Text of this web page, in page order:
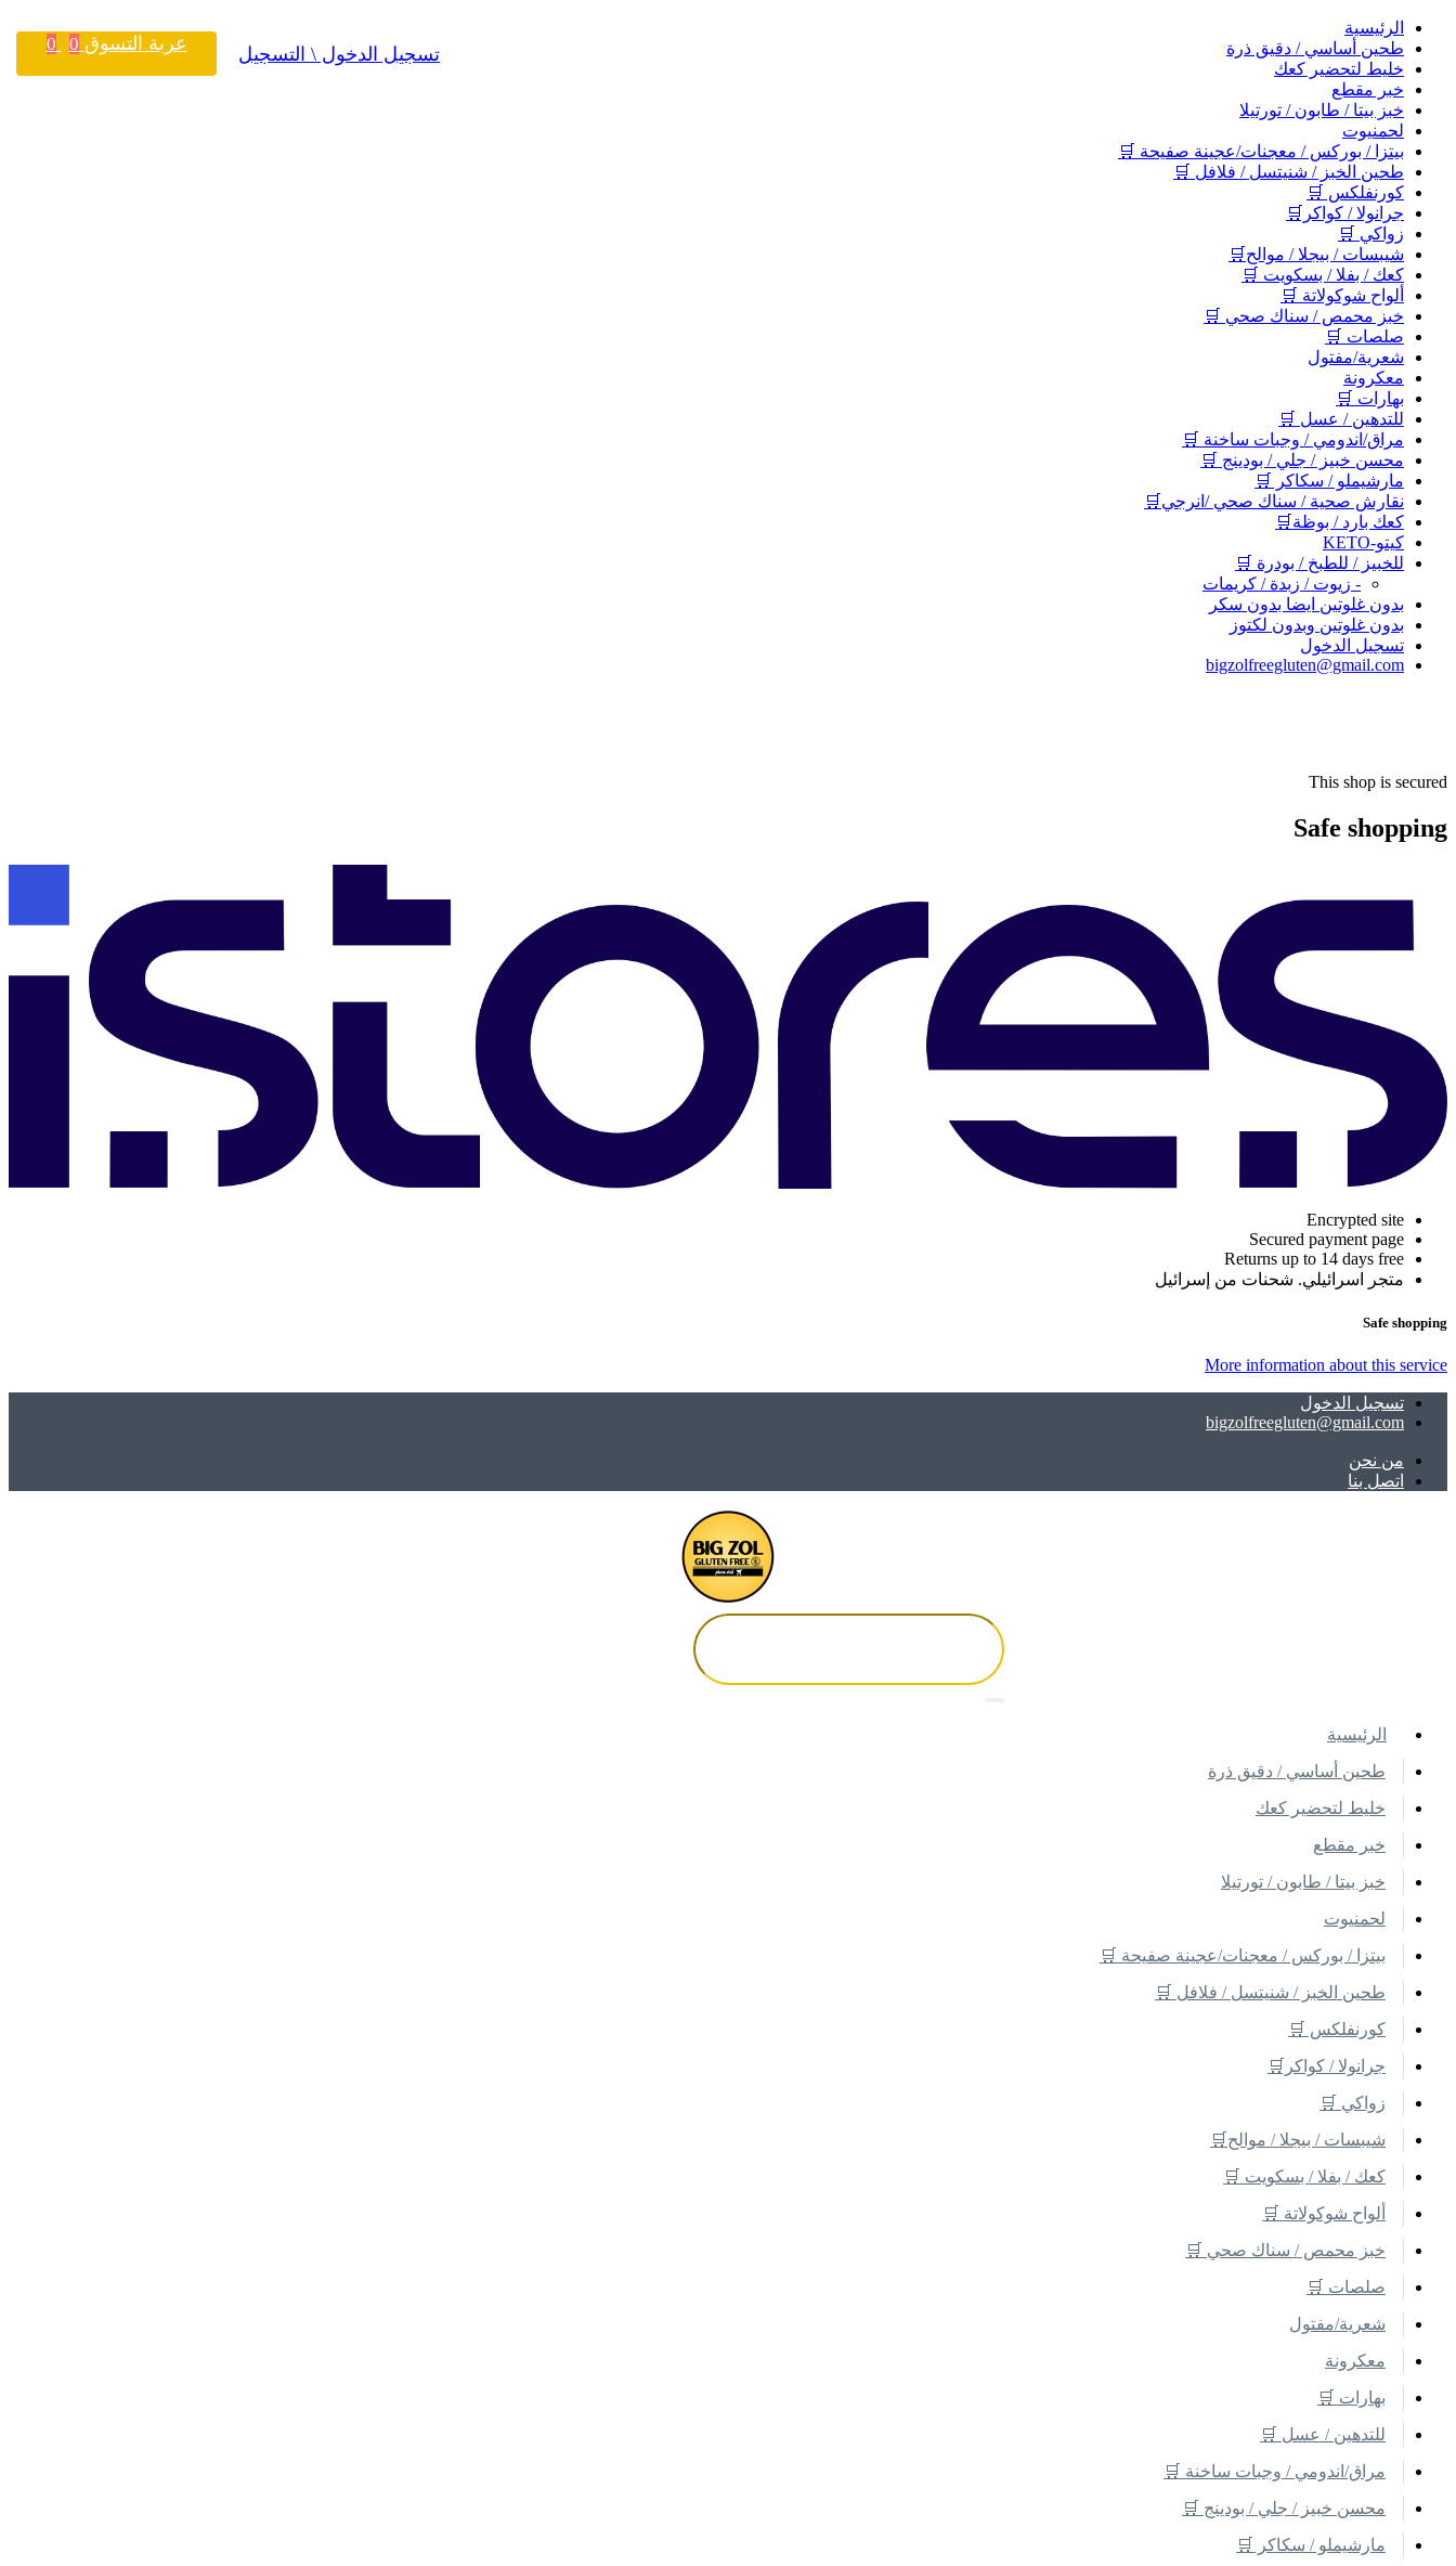
اﻟﺮﺋﻴﺴﻴﺔ
طحين أساسي / دقيق ذرة
خليط لتحضير كعك
خبر مقطع
خبز بيتا / طابون / تورتيلا
لحمنيوت
بيتزا / بوركس / معجنات/عجينة صفيحة 🛒
طحين الخبز / شنيتسل / فلافل 🛒
كورنفلكس 🛒
جرانولا / كواكر🛒
زواكي 🛒
شيبسات / بيجلا / موالح🛒
كعك / بفلا / بسكويت 🛒
ألواح شوكولاتة 🛒
خبز محمص / سناك صحي 🛒
صلصات 🛒
شعرية/مفتول
معكرونة
بهارات 🛒
للتدهين / عسل 🛒
مراق/اندومي / وجبات ساخنة 🛒
محسن خبيز / جلي / بودينج 🛒
مارشيملو / سكاكر 🛒
نقارش صحية / سناك صحي /انرجي🛒
كعك بارد / بوظة🛒
كيتو-KETO
للخبيز / للطبخ / بودرة 🛒
- زيوت / زبدة / كريمات
بدون غلوتين ايضا بدون سكر
بدون غلوتين وبدون لكتوز
تسجيل الدخول
bigzolfreegluten@gmail.com
This shop is secured
Safe shopping
Encrypted site
Secured payment page
Returns up to 14 days free
متجر اسرائيلي. شحنات من إسرائيل
Safe shopping
More information about this service
تسجيل الدخول
bigzolfreegluten@gmail.com
ﻣﻦ ﻧﺤﻦ
اتصل بنا
تسجيل الدخول \ التسجيل عربة التسوق 0
0
اﻟﺮﺋﻴﺴﻴﺔ
طحين أساسي / دقيق ذرة
خليط لتحضير كعك
خبر مقطع
خبز بيتا / طابون / تورتيلا
لحمنيوت
بيتزا / بوركس / معجنات/عجينة صفيحة 🛒
طحين الخبز / شنيتسل / فلافل 🛒
كورنفلكس 🛒
جرانولا / كواكر🛒
زواكي 🛒
شيبسات / بيجلا / موالح🛒
كعك / بفلا / بسكويت 🛒
ألواح شوكولاتة 🛒
خبز محمص / سناك صحي 🛒
صلصات 🛒
شعرية/مفتول
معكرونة
بهارات 🛒
للتدهين / عسل 🛒
مراق/اندومي / وجبات ساخنة 🛒
محسن خبيز / جلي / بودينج 🛒
مارشيملو / سكاكر 🛒